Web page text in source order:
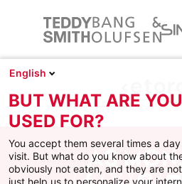
English
BUT WHAT ARE
USED FOR?
You accept them several times a
visit. But what do you know about
obviously not eaten, and they are
just help us to personalize your